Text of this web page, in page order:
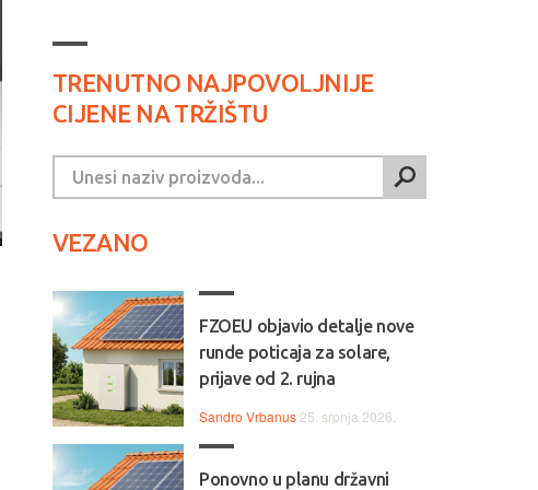
TRENUTNO NAJPOVOLJNIJE
CIJENE NA TRŽIŠTU
VEZANO
FZOEU objavio detalje nove
runde poticaja za solare,
prijave od 2. rujna
Sandro Vrbanus 25. srpnja 2026.
Ponovno u planu državni